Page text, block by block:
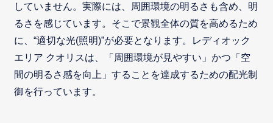
していません。実際には、周囲環境の明るさも含め、明
るさを感じています。そこで景観全体の質を高めるため
に、“適切な光(照明)”が必要となります。レディオック
エリア クオリスは、「周囲環境が見やすい」かつ「空
間の明るさ感を向上」することを達成するための配光制
御を行っています。